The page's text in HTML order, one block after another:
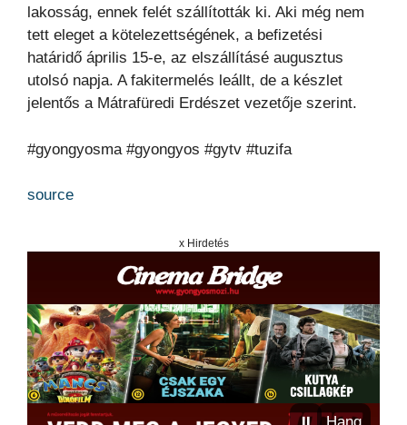
lakosság, ennek felét szállították ki. Aki még nem
tett eleget a kötelezettségének, a befizetési
határidő április 15-e, az elszállításé augusztus
utolsó napja. A fakitermelés leállt, de a készlet
jelentős a Mátrafüredi Erdészet vezetője szerint.
#gyongyosma #gyongyos #gytv #tuzifa
source
x Hirdetés